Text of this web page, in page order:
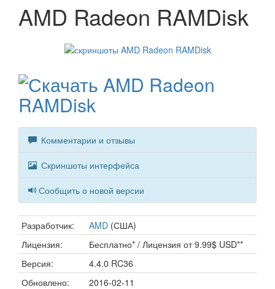
AMD Radeon RAMDisk
Комментарии и отзывы
Скриншоты интерфейса
Сообщить о новой версии
Разработчик: AMD (США)
Лицензия:
Бесплатно* / Лицензия от 9.99$ USD**
Версия:
4.4.0 RC36
Обновлено:
2016-02-11